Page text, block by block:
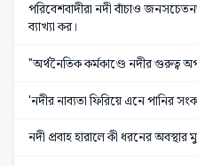
পরিবেশবাদীরা নদী বাঁচাও
ব্যাখ্যা কর।
"অর্থনৈতিক কর্মকাণ্ডে নদীর গুরুত্ব
'নদীর নাব্যতা ফিরিয়ে এনে পানির
নদী প্রবাহ হারালে কী ধরনের